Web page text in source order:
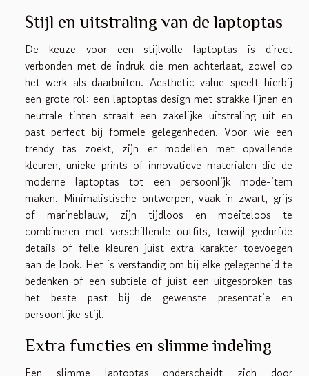
Stijl en uitstraling van de laptoptas
De keuze voor een stijlvolle laptoptas is direct
verbonden met de indruk die men achterlaat, zowel op
het werk als daarbuiten. Aesthetic value speelt hierbij
een grote rol: een laptoptas design met strakke lijnen en
neutrale tinten straalt een zakelijke uitstraling uit en
past perfect bij formele gelegenheden. Voor wie een
trendy tas zoekt, zijn er modellen met opvallende
kleuren, unieke prints of innovatieve materialen die de
moderne laptoptas tot een persoonlijk mode-item
maken. Minimalistische ontwerpen, vaak in zwart, grijs
of marineblauw, zijn tijdloos en moeiteloos te
combineren met verschillende outfits, terwijl gedurfde
details of felle kleuren juist extra karakter toevoegen
aan de look. Het is verstandig om bij elke gelegenheid te
bedenken of een subtiele of juist een uitgesproken tas
het beste past bij de gewenste presentatie en
persoonlijke stijl.
Extra functies en slimme indeling
Een slimme laptoptas onderscheidt zich door